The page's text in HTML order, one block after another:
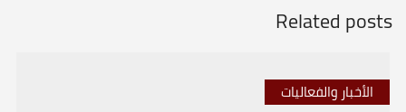
Related posts
الأخبار والفعاليات